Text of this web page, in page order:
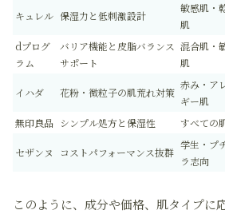
キュレル 保湿力と低刺激設計
敏感肌・
肌
dプログ
ラム
バリア機能と皮脂バランス
サポート
混合肌・
肌
イハダ 花粉・微粒子の肌荒れ対策
赤み・ア
ギー肌
無印良品 シンプル処方と保湿性 すべての
セザンヌ コストパフォーマンス抜群
学生・プ
ラ志向
このように、成分や価格、肌タイプに